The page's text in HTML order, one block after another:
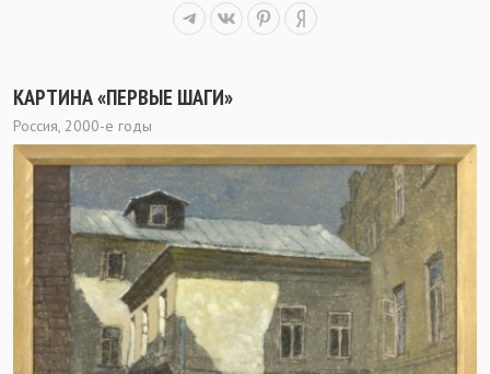
КАРТИНА «ПЕРВЫЕ ШАГИ»
Россия, 2000-е годы